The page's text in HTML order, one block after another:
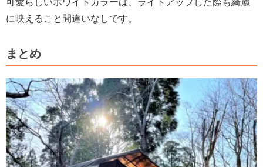
に映えること間違いなしです。
まとめ